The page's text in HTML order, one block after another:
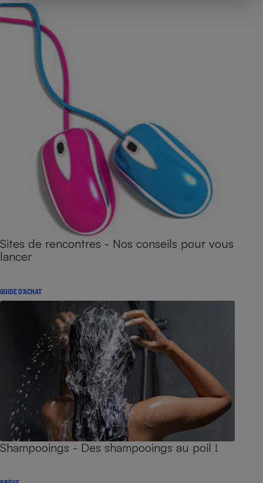
Sites de rencontres - Nos conseils pour vous
lancer
GUIDE D'ACHAT
Shampooings - Des shampooings au poil !